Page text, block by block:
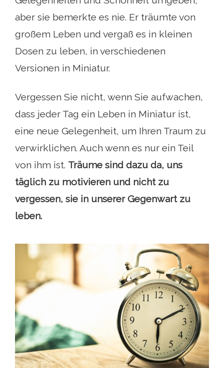
aber sie bemerkte es nie. Er träumte von
großem Leben und vergaß es in kleinen
Dosen zu leben, in verschiedenen
Versionen in Miniatur.
Vergessen Sie nicht, wenn Sie aufwachen,
dass jeder Tag ein Leben in Miniatur ist,
eine neue Gelegenheit, um Ihren Traum zu
verwirklichen. Auch wenn es nur ein Teil
von ihm ist. Träume sind dazu da, uns
täglich zu motivieren und nicht zu
vergessen, sie in unserer Gegenwart zu
leben.